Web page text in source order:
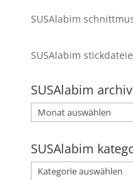
SUSAlabim
SUSAlabim
SUSAlabim
SUSAlabim
archive
SUSAlabim
SUSAlabim